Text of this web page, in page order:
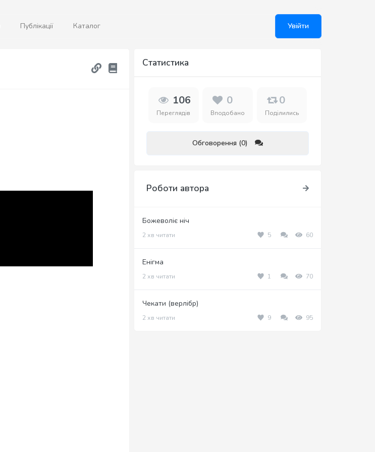
Публікації Каталог Увійти
Статистика
106
Переглядів
0
Вподобано
0
Поділились
Обговорення (0)
Роботи автора
Божеволіє ніч
2 хв читати 5 60
Енігма
2 хв читати 1 70
Чекати (верлібр)
2 хв читати 9 95